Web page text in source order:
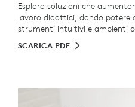
Esplora soluzioni che
lavoro didattici, dando potere
strumenti intuitivi e ambienti
SCARICA PDF